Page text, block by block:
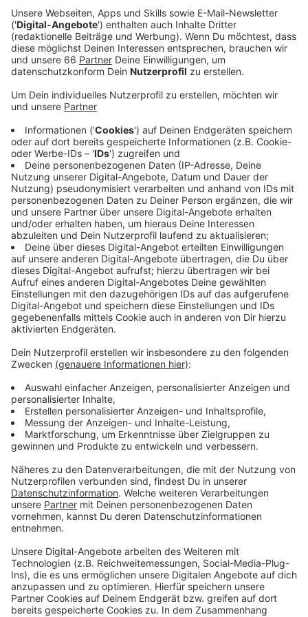
Anzeige
zwei Punkte leicht gesunken – und liegt bei 238.
Punkte niedriger. Von den Infizierten werden derzeit
93 in Krankenhäusern behandelt, davon 23 auf
Intensivstationen. Heute vor einem Jahr mussten neun
Düsseldorfer mehr intensivmedizinisch versorgt
werden. Die 7-Tage-Hospitalisierungsinzidenz liegt
heute in NRW bei 4,03. Bund und Länder haben sich auf
drei einheitliche Schwellenwerte bei der
Hospitalisierungs-Inzidenz geeinigt. Steigt der Wert
über drei, sollen die Länder nur noch Geimpfte und
Genesene zu bestimmten Veranstaltungen oder in der
Gastronomie zulassen. Das ist zur Zeit in allen
Bundesländern außer Hamburg, Niedersachsen,
Schleswig-Holstein und dem Saarland der Fall. Bei
einem Wert über sechs sind zusätzliche
Testnachweise notwendig. Steigt der Krankenhaus-
Durchschnitt über neun können auch
Kontaktbeschränkungen eingeführt oder
Veranstaltungen ganz verboten werden.
Anzeige
Weitere Infos und Links zum Thema
Anzeige
Zahlen & Fakten
Alle Infos zum Corona-Virus